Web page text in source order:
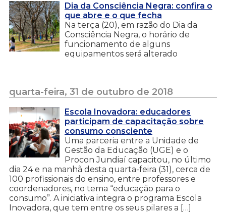
Dia da Consciência Negra: confira o
que abre e o que fecha
Na terça (20), em razão do Dia da
Consciência Negra, o horário de
funcionamento de alguns
equipamentos será alterado
quarta-feira, 31 de outubro de 2018
Escola Inovadora: educadores
participam de capacitação sobre
consumo consciente
Uma parceria entre a Unidade de
Gestão da Educação (UGE) e o
Procon Jundiaí capacitou, no último
dia 24 e na manhã desta quarta-feira (31), cerca de
100 profissionais do ensino, entre professores e
coordenadores, no tema “educação para o
consumo”. A iniciativa integra o programa Escola
Inovadora, que tem entre os seus pilares a […]